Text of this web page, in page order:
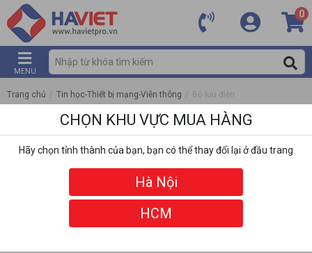
0
MENU
Trang chủ / Tin học-Thiết bị mạng-Viễn thông / Bộ lưu điện
CHỌN KHU VỰC MUA HÀNG
Hãy chọn tỉnh thành của bạn, bạn có thể thay đổi lại ở đầu trang
Hà Nội
HCM